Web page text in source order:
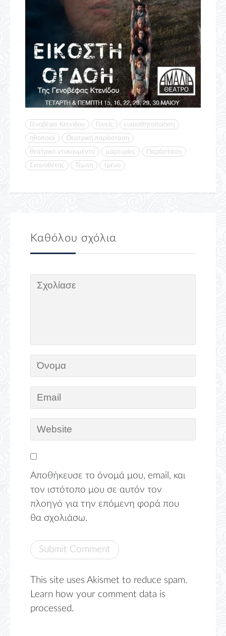
Γενοβέφα Κτενίδου Γονείς
ευαισθητοποίηση
ηθοποιοί
Θεατρική παράσταση
θεατρικό ντοκουμέντο
μαρτυρίες
Παράσταση
Σκηνοθέτης
Τέμπη τρένο
Καθόλου σχόλια
Αποθήκευσε το όνομά μου, email, και
τον ιστότοπο μου σε αυτόν τον
πλοηγό για την επόμενη φορά που
θα σχολιάσω.
This site uses Akismet to reduce spam.
Learn how your comment data is
processed.